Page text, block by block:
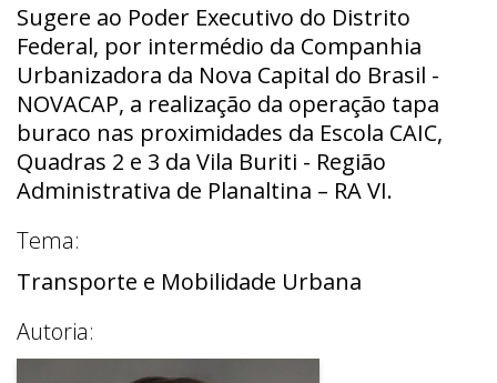
Sugere ao Poder Executivo do Distrito
Federal, por intermédio da Companhia
Urbanizadora da Nova Capital do Brasil -
NOVACAP, a realização da operação tapa
buraco nas proximidades da Escola CAIC,
Quadras 2 e 3 da Vila Buriti - Região
Administrativa de Planaltina – RA VI.
Tema:
Transporte e Mobilidade Urbana
Autoria: